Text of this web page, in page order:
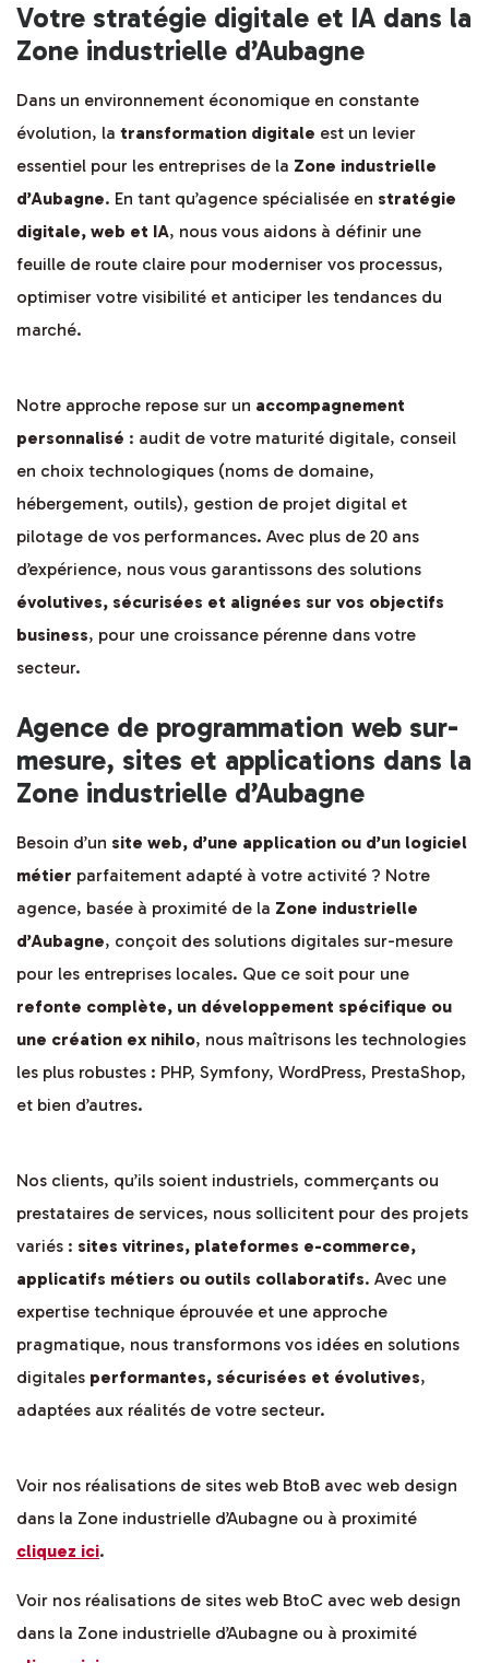
Votre stratégie digitale et IA dans la
Zone industrielle d’Aubagne
Dans un environnement économique en constante
évolution, la transformation digitale est un levier
essentiel pour les entreprises de la Zone industrielle
d’Aubagne. En tant qu’agence spécialisée en stratégie
digitale, web et IA, nous vous aidons à définir une
feuille de route claire pour moderniser vos processus,
optimiser votre visibilité et anticiper les tendances du
marché.
Notre approche repose sur un accompagnement
personnalisé : audit de votre maturité digitale, conseil
en choix technologiques (noms de domaine,
hébergement, outils), gestion de projet digital et
pilotage de vos performances. Avec plus de 20 ans
d’expérience, nous vous garantissons des solutions
évolutives, sécurisées et alignées sur vos objectifs
business, pour une croissance pérenne dans votre
secteur.
Agence de programmation web sur-
mesure, sites et applications dans la
Zone industrielle d’Aubagne
Besoin d’un site web, d’une application ou d’un logiciel
métier parfaitement adapté à votre activité ? Notre
agence, basée à proximité de la Zone industrielle
d’Aubagne, conçoit des solutions digitales sur-mesure
pour les entreprises locales. Que ce soit pour une
refonte complète, un développement spécifique ou
une création ex nihilo, nous maîtrisons les technologies
les plus robustes : PHP, Symfony, WordPress, PrestaShop,
et bien d’autres.
Nos clients, qu’ils soient industriels, commerçants ou
prestataires de services, nous sollicitent pour des projets
variés : sites vitrines, plateformes e-commerce,
applicatifs métiers ou outils collaboratifs. Avec une
expertise technique éprouvée et une approche
pragmatique, nous transformons vos idées en solutions
digitales performantes, sécurisées et évolutives,
adaptées aux réalités de votre secteur.
Voir nos réalisations de sites web BtoB avec web design
dans la Zone industrielle d’Aubagne ou à proximité
cliquez ici.
Voir nos réalisations de sites web BtoC avec web design
dans la Zone industrielle d’Aubagne ou à proximité